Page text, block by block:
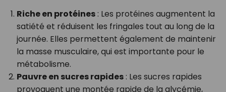
Riche en protéines: Les protéines augmentent la
satiété et réduisent les fringales tout au long de la
journée. Elles permettent également de maintenir
la masse musculaire, qui est importante pour le
métabolisme.
Pauvre en sucres rapides: Les sucres rapides
provoquent une montée rapide de la glycémie,